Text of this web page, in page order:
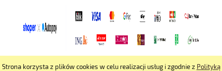
Strona korzysta z plików cookies w celu realizacji usług i zgodnie z Polityką